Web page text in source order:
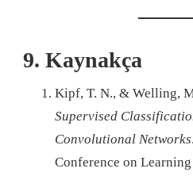
9. Kaynakça
Kipf, T. N., & Welling,
Supervised
Convolutional Networks
Conference on